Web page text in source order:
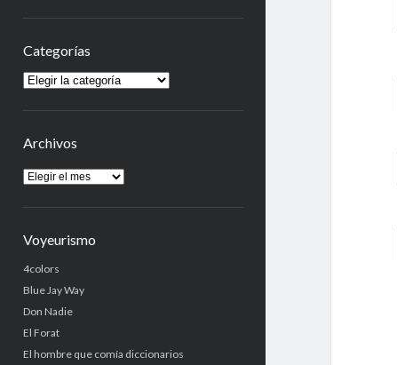
Categorías
Categorías
Archivos
Archivos
Voyeurismo
4colors
Blue Jay Way
Don Nadie
El Forat
El hombre que comía diccionarios